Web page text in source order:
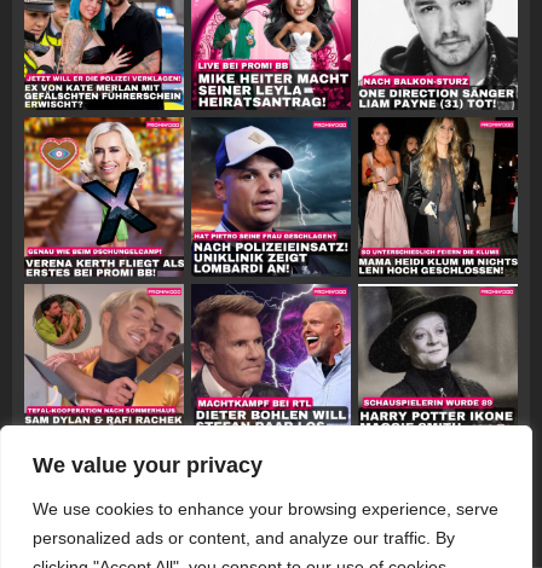
We value your privacy
We use cookies to enhance your browsing experience, serve
personalized ads or content, and analyze our traffic. By
Follow on Instagram